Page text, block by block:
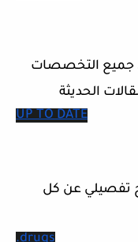
جميع التخصصات
الحديثة
UP TO DATE
تفصيلي عن كل
.drugs